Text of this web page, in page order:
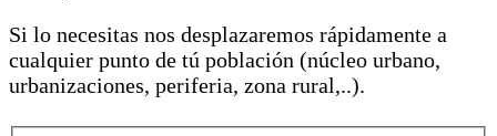
Si lo necesitas nos desplazaremos rápidamente a
cualquier punto de tú población (núcleo urbano,
urbanizaciones, periferia, zona rural,..).